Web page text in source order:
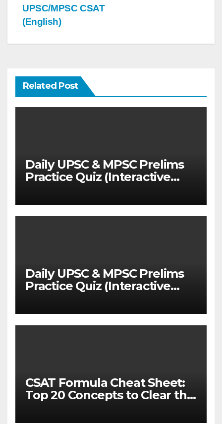
UPSC/MPSC CSAT
(English)
Related Post
Daily UPSC & MPSC Prelims
Practice Quiz (Interactive
Daily UPSC & MPSC Prelims
Practice Quiz (Interactive
CSAT Formula Cheat Sheet:
Top 20 Concepts to Clear the